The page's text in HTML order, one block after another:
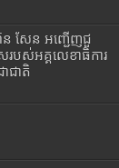
ន សែន អញ្ជើញជួ
របស់អគ្គលេខាធិការ
ជាតិ